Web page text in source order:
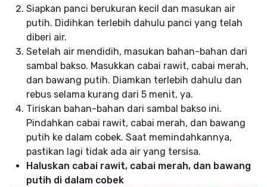
Siapkan panci berukuran kecil dan masukan air
putih. Didihkan terlebih dahulu panci yang telah
diberi air.
Setelah air mendidih, masukan bahan-bahan dari
sambal bakso. Masukkan cabai rawit, cabai merah,
dan bawang putih. Diamkan terlebih dahulu dan
rebus selama kurang dari 5 menit, ya.
Tiriskan bahan-bahan dari sambal bakso ini.
Pindahkan cabai rawit, cabai merah, dan bawang
putih ke dalam cobek. Saat memindahkannya,
pastikan lagi tidak ada air yang tersisa.
Haluskan cabai rawit, cabai merah, dan bawang
putih di dalam cobek